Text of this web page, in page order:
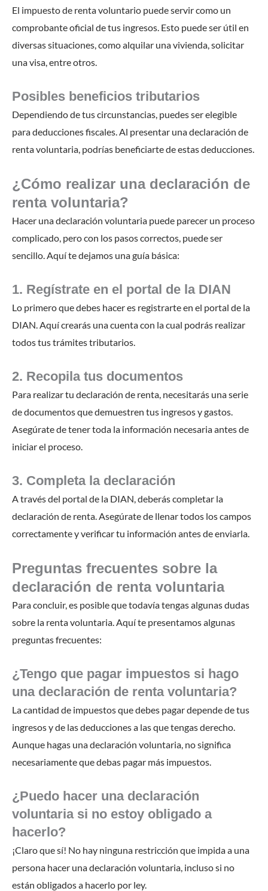
El impuesto de renta voluntario puede servir como un
comprobante oficial de tus ingresos. Esto puede ser útil en
diversas situaciones, como alquilar una vivienda, solicitar
una visa, entre otros.
Posibles beneficios tributarios
Dependiendo de tus circunstancias, puedes ser elegible
para deducciones fiscales. Al presentar una declaración de
renta voluntaria, podrías beneficiarte de estas deducciones.
¿Cómo realizar una declaración de
renta voluntaria?
Hacer una declaración voluntaria puede parecer un proceso
complicado, pero con los pasos correctos, puede ser
sencillo. Aquí te dejamos una guía básica:
1. Regístrate en el portal de la DIAN
Lo primero que debes hacer es registrarte en el portal de la
DIAN. Aquí crearás una cuenta con la cual podrás realizar
todos tus trámites tributarios.
2. Recopila tus documentos
Para realizar tu declaración de renta, necesitarás una serie
de documentos que demuestren tus ingresos y gastos.
Asegúrate de tener toda la información necesaria antes de
iniciar el proceso.
3. Completa la declaración
A través del portal de la DIAN, deberás completar la
declaración de renta. Asegúrate de llenar todos los campos
correctamente y verificar tu información antes de enviarla.
Preguntas frecuentes sobre la
declaración de renta voluntaria
Para concluir, es posible que todavía tengas algunas dudas
sobre la renta voluntaria. Aquí te presentamos algunas
preguntas frecuentes:
¿Tengo que pagar impuestos si hago
una declaración de renta voluntaria?
La cantidad de impuestos que debes pagar depende de tus
ingresos y de las deducciones a las que tengas derecho.
Aunque hagas una declaración voluntaria, no significa
necesariamente que debas pagar más impuestos.
¿Puedo hacer una declaración
voluntaria si no estoy obligado a
hacerlo?
¡Claro que sí! No hay ninguna restricción que impida a una
persona hacer una declaración voluntaria, incluso si no
están obligados a hacerlo por ley.